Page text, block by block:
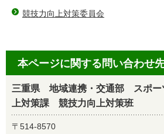
競技力向上対策委員会
本ページに関する問い合わせ
三重県 地域連携・交通部 スポ
上対策課 競技力向上対策班
〒514-8570